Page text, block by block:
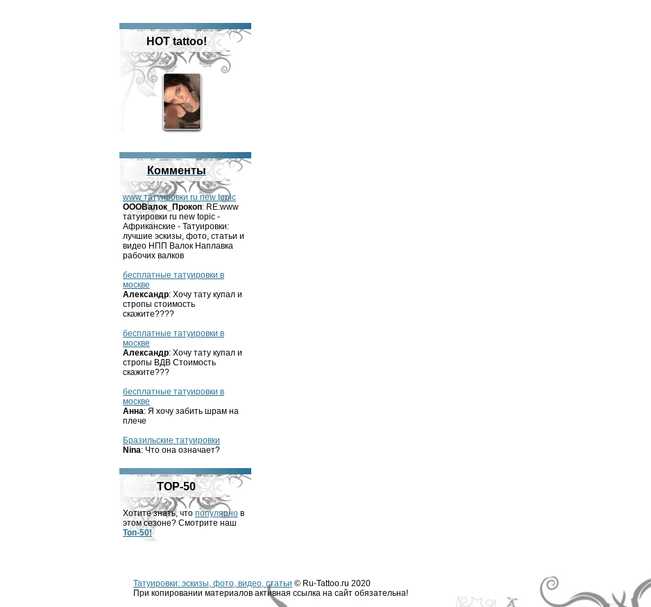
HOT tattoo!
Комменты
www татуировки ru new topic
OOOВалок_Прокоп: RE:www
татуировки ru new topic -
Африканские - Татуировки:
лучшие эскизы, фото, статьи и
видео НПП Валок Наплавка
рабочих валков
бесплатные татуировки в
москве
Александр: Хочу тату купал и
стропы стоимость
скажите????
бесплатные татуировки в
москве
Александр: Хочу тату купал и
стропы ВДВ Стоимость
скажите???
бесплатные татуировки в
москве
Анна: Я хочу забить шрам на
плече
Бразильские татуировки
Nina: Что она означает?
TOP-50
Хотите знать, что популярно в
этом сезоне? Смотрите наш
Топ-50!
Татуировки: эскизы, фото, видео, статьи © Ru-Tattoo.ru 2020
При копировании материалов активная ссылка на сайт обязательна!